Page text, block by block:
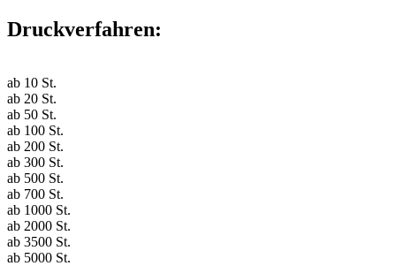
Druckverfahren:
ab 10 St.
ab 20 St.
ab 50 St.
ab 100 St.
ab 200 St.
ab 300 St.
ab 500 St.
ab 700 St.
ab 1000 St.
ab 2000 St.
ab 3500 St.
ab 5000 St.